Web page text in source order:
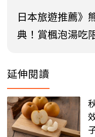
日本旅遊推薦》
典！賞楓泡湯吃
延伸閱讀